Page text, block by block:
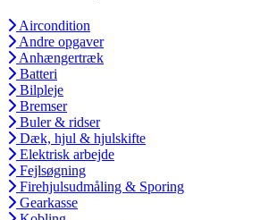
Aircondition
Andre opgaver
Anhængertræk
Batteri
Bilpleje
Bremser
Buler & ridser
Dæk, hjul & hjulskifte
Elektrisk arbejde
Fejlsøgning
Firehjulsudmåling & Sporing
Gearkasse